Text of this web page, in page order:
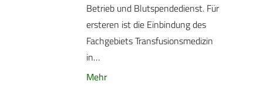
Betrieb und Blutspendedienst. Für
ersteren ist die Einbindung des
Fachgebiets Transfusionsmedizin
in…
Mehr